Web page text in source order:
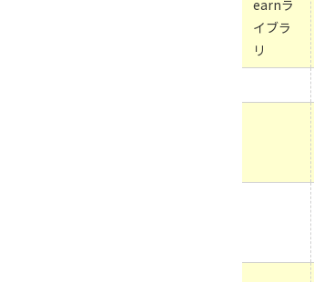
earnラ
イブラ
リ